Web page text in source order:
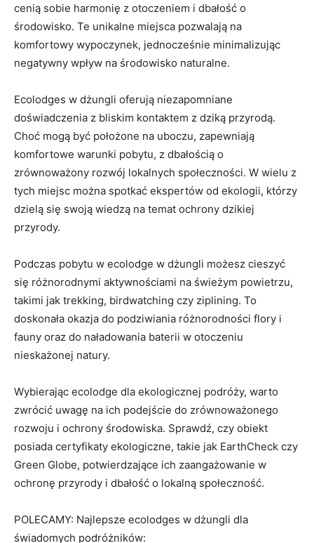
cenią sobie harmonię z otoczeniem i ​dbałość‌ o
środowisko. Te ⁤unikalne miejsca ​pozwalają na
komfortowy wypoczynek,‌ jednocześnie minimalizując
negatywny wpływ na środowisko ​naturalne.
Ecolodges w dżungli oferują niezapomniane
doświadczenia z bliskim kontaktem z dziką przyrodą.
Choć mogą‌ być ‌położone ⁣na uboczu, zapewniają
komfortowe warunki pobytu, z dbałością o
zrównoważony rozwój lokalnych społeczności. W wielu z
tych miejsc można spotkać ekspertów od ekologii, którzy
dzielą się swoją wiedzą na temat ochrony dzikiej
przyrody.
Podczas pobytu w ecolodge ‌w ⁢dżungli możesz cieszyć
się różnorodnymi aktywnościami na świeżym powietrzu,
takimi jak trekking, birdwatching ‍czy‍ ziplining. To
⁣doskonała okazja do podziwiania różnorodności flory i
fauny oraz do naładowania baterii w otoczeniu
nieskażonej natury.
Wybierając ecolodge dla ekologicznej podróży, warto
zwrócić uwagę na ich podejście⁤ do zrównoważonego
rozwoju‍ i ochrony środowiska. Sprawdź,⁢ czy obiekt
posiada certyfikaty ekologiczne, takie⁣ jak EarthCheck czy
⁢Green Globe, potwierdzające‍ ich zaangażowanie w
ochronę przyrody i dbałość o lokalną społeczność.
POLECAMY: Najlepsze ecolodges ‌w dżungli dla
świadomych podróżników: